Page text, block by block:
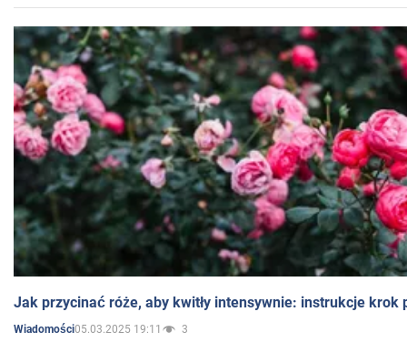
Jak przycinać róże, aby kwitły intensywnie: instrukcje krok
Wiadomości05.03.2025 19:11 3